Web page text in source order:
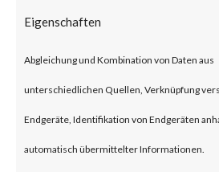
Eigenschaften
Abgleichung und Kombination von Daten aus
unterschiedlichen Quellen, Verknüpfung
Endgeräte, Identifikation von Endgeräten
automatisch übermittelter Informationen.
(C2) servers, as well
download, create
files, and enumerate